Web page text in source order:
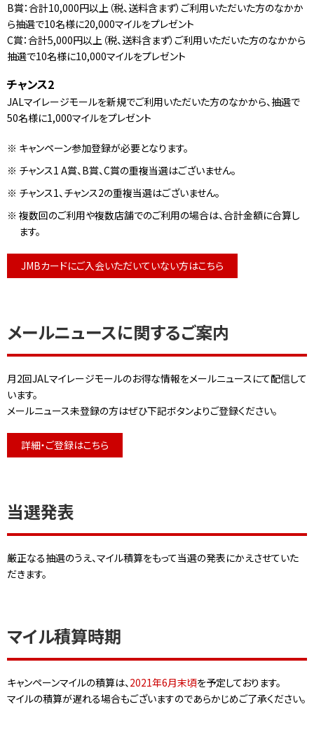
B賞：合計10,000円以上（税、送料含まず）ご利用いただいた方のなかか
ら抽選で10名様に20,000マイルをプレゼント
C賞：合計5,000円以上（税、送料含まず）ご利用いただいた方のなかから
抽選で10名様に10,000マイルをプレゼント
チャンス2
JALマイレージモールを新規でご利用いただいた方のなかから、抽選で
50名様に1,000マイルをプレゼント
※ キャンペーン参加登録が必要となります。
※ チャンス1 A賞、B賞、C賞の重複当選はございません。
※ チャンス1、チャンス2の重複当選はございません。
※ 複数回のご利用や複数店舗でのご利用の場合は、合計金額に合算し
ます。
JMBカードにご入会いただいていない方はこちら
メールニュースに関するご案内
月2回JALマイレージモールのお得な情報をメールニュースにて配信して
います。
メールニュース未登録の方はぜひ下記ボタンよりご登録ください。
詳細・ご登録はこちら
当選発表
厳正なる抽選のうえ、マイル積算をもって当選の発表にかえさせていた
だきます。
マイル積算時期
キャンペーンマイルの積算は、2021年6月末頃を予定しております。
マイルの積算が遅れる場合もございますのであらかじめご了承ください。